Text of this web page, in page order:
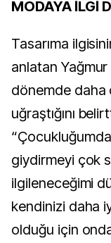
MODAYA İLGİ
Tasarıma
anlatan
dönemde daha
uğraştığını
giydirmeyi çok
ilgileneceğimi
kendinizi daha
olduğu için